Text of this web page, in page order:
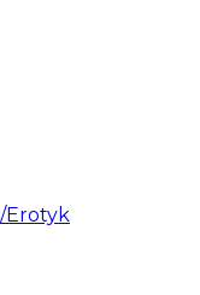
Erotyk